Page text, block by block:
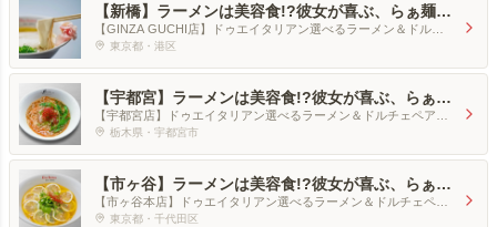
【新橋】ラーメンは美容食!?彼女が喜ぶ、らぁ麺&
ドルチェをデートめしに
【GINZA GUCHI店】ドゥエイタリアン選べるラーメン＆ドルチ
ェペアセット
東京都・港区
【宇都宮】ラーメンは美容食!?彼女が喜ぶ、らぁ麺
&ドルチェをデートめしに
【宇都宮店】ドゥエイタリアン選べるラーメン＆ドルチェペアセ
ット栃木県・宇都宮市
【市ヶ谷】ラーメンは美容食!?彼女が喜ぶ、らぁ麺
&ドルチェをデートめしに
【市ヶ谷本店】ドゥエイタリアン選べるラーメン＆ドルチェペア
セット
東京都・千代田区